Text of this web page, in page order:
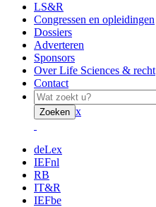
LS&R
Congressen en opleidingen
Dossiers
Adverteren
Sponsors
Over Life Sciences & recht
Contact
Zoeken x
deLex
IEFnl
RB
IT&R
IEFbe